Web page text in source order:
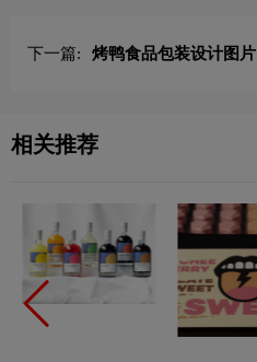
下一篇: 烤鸭食品包装设计图片
相关推荐